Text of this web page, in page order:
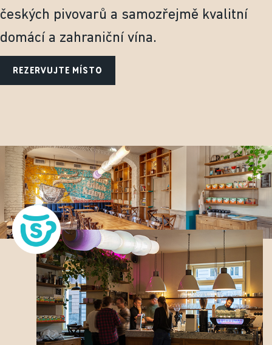
českých pivovarů a samozřejmě kvalitní
domácí a zahraniční vína.
REZERVUJTE MÍSTO